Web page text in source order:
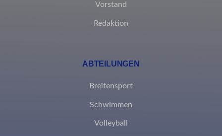
Vorstand
Redaktion
ABTEILUNGEN
Breitensport
Schwimmen
Volleyball